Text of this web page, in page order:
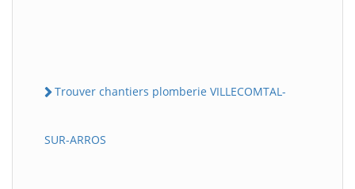
Trouver chantiers plomberie VILLECOMTAL-
SUR-ARROS